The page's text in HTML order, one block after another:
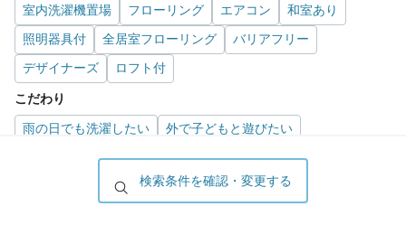
検索条件を確認・変更する
室内洗濯機置場 フローリング エアコン
和室あり
照明器具付
全居室フローリング
バリアフリー
デザイナーズ
ロフト付
こだわり
雨の日でも洗濯したい
外で子どもと遊びたい
洋室で暮らしたい
セキュリティ対策重視
日当たり重視
急な来客でも駐車したい
持ち物をスッキリ隠す収納部屋